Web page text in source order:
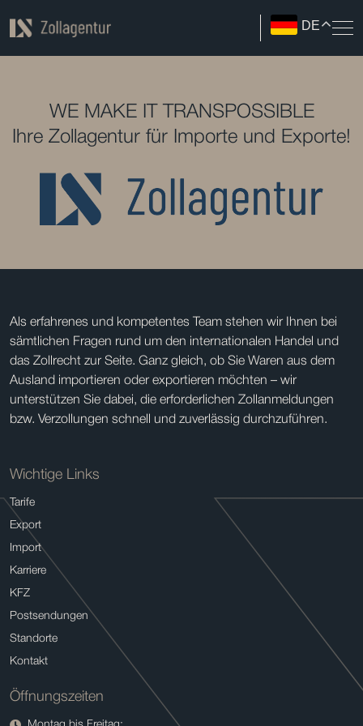
DE
WE MAKE IT TRANSPOSSIBLE
Ihre Zollagentur für Importe und Exporte!
Als erfahrenes und kompetentes Team stehen wir Ihnen bei
sämtlichen Fragen rund um den internationalen Handel und
das Zollrecht zur Seite. Ganz gleich, ob Sie Waren aus dem
Ausland importieren oder exportieren möchten – wir
unterstützen Sie dabei, die erforderlichen Zollanmeldungen
bzw. Verzollungen schnell und zuverlässig durchzuführen.
Wichtige Links
Tarife
Export
Import
Karriere
KFZ
Postsendungen
Standorte
Kontakt
Öffnungszeiten